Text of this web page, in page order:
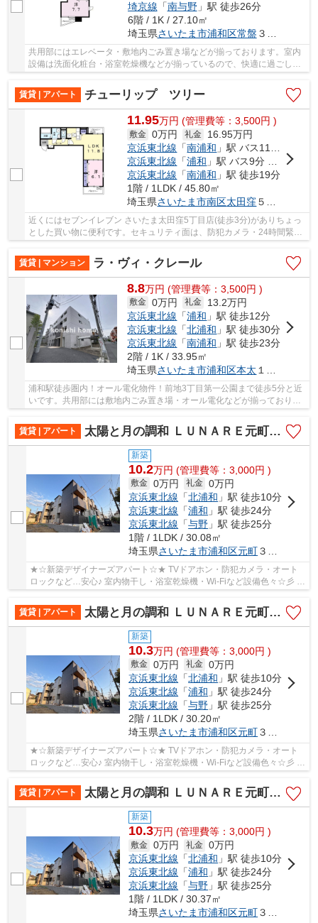
埼京線 「南与野」駅 徒歩26分
6階 / 1K / 27.10㎡
埼玉県さいたま市浦和区常盤 ３丁目２２-１５
共用部にはエレベータ・敷地内ごみ置き場などが揃っております。室内
設備は洗面化粧台・浴室乾燥機などが揃っているので、快適に過ごしや
賃貸 | アパート
チューリップ ツリー
11.95万円 (管理費等：3,500円 )
敷金 0万円 礼金
16.95万円
京浜東北線 「南浦和 」駅 バス11分 「太田窪四丁目」 停歩3分
京浜東北線 「浦和 」駅 バス9分 「細野」 停歩6分
京浜東北線 「南浦和 」駅 徒歩19分
1階 / 1LDK / 45.80㎡
埼玉県さいたま市南区太田窪５丁目５-４-３
近くにはセブンイレブン さいたま太田窪5丁目店(徒歩3分)がありちょっ
とした買い物に便利です。セキュリティ面は、防犯カメラ・24時間緊急
賃貸 | マンション
ラ・ヴィ・クレール
8.8万円 (管理費等：3,500円 )
敷金 0万円 礼金
13.2万円
京浜東北線 「浦和 」駅 徒歩12分
京浜東北線 「北浦和 」駅 徒歩30分
京浜東北線 「南浦和 」駅 徒歩23分
2階 / 1K / 33.95㎡
埼玉県さいたま市浦和区本太 １丁目１４-１７
浦和駅徒歩圏内！オール電化物件！前地3丁目第一公園まで徒歩5分と近
いです。共用部には敷地内ごみ置き場・オール電化などが揃っており、
とても充実しています。セキュリティ面は、オ...
賃貸 | アパート
太陽と月の調和 ＬＵＮＡＲＥ元町（たいようとつきのちょうわ ルナーレモトチョウ）
新築
10.2万円 (管理費等：3,000円 )
敷金 0万円 礼金 0万円
京浜東北線 「北浦和 」駅 徒歩10分
京浜東北線 「浦和 」駅 徒歩24分
京浜東北線 「与野 」駅 徒歩25分
1階 / 1LDK / 30.08㎡
埼玉県さいたま市浦和区元町３丁目２６-７-１
★☆新築デザイナーズアパート☆★ TVドアホン・防犯カメラ・オート
ロックなど…安心♪ 室内物干し・浴室乾燥機・Wi-Fiなど設備色々☆彡 ♪
初期費用定額13万円プラン♪敷0礼0♪
賃貸 | アパート
太陽と月の調和 ＬＵＮＡＲＥ元町（たいようとつきのちょうわ ルナーレモトチョウ）
新築
10.3万円 (管理費等：3,000円 )
敷金 0万円 礼金 0万円
京浜東北線 「北浦和 」駅 徒歩10分
京浜東北線 「浦和 」駅 徒歩24分
京浜東北線 「与野 」駅 徒歩25分
2階 / 1LDK / 30.20㎡
埼玉県さいたま市浦和区元町３丁目２６-７-１
★☆新築デザイナーズアパート☆★ TVドアホン・防犯カメラ・オート
ロックなど…安心♪ 室内物干し・浴室乾燥機・Wi-Fiなど設備色々☆彡 ♪
初期費用定額13万円プラン♪敷0礼0♪
賃貸 | アパート
太陽と月の調和 ＬＵＮＡＲＥ元町（たいようとつきのちょうわ ルナーレモトチョウ）
新築
10.3万円 (管理費等：3,000円 )
敷金 0万円 礼金 0万円
京浜東北線 「北浦和 」駅 徒歩10分
京浜東北線 「浦和 」駅 徒歩24分
京浜東北線 「与野 」駅 徒歩25分
1階 / 1LDK / 30.37㎡
埼玉県さいたま市浦和区元町３丁目２６-７-１